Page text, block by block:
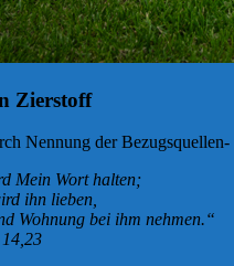
Zierstoff
Nennung der Bezugsquellen-
Mein Wort halten;
ihn lieben,
Wohnung bei ihm nehmen.“